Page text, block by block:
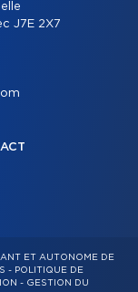
J7E 2X7
ET AUTONOME DE
- POLITIQUE DE
- GESTION DU